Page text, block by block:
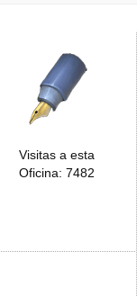
Visitas a esta
Oficina: 7482